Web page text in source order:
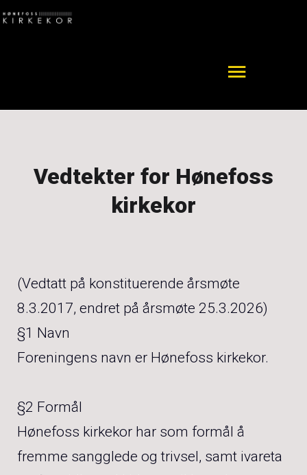
Vedtekter for Hønefoss
kirkekor
(Vedtatt på konstituerende årsmøte
8.3.2017, endret på årsmøte 25.3.2026)
§1 Navn
Foreningens navn er Hønefoss kirkekor.
§2 Formål
Hønefoss kirkekor har som formål å
fremme sangglede og trivsel, samt ivareta